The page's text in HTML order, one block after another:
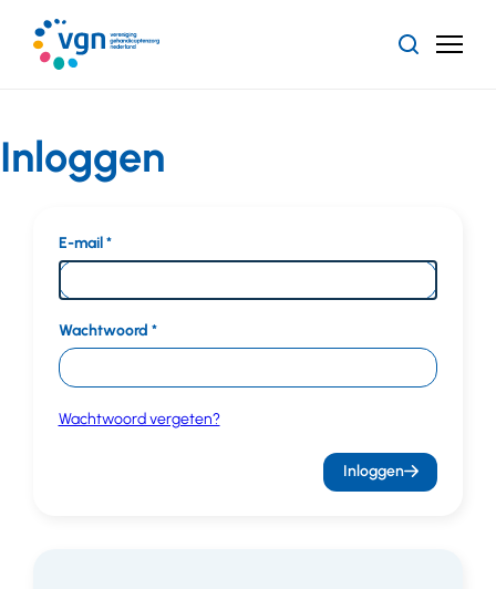
naar
hoofdinhoud
ZoekenMenu
Inloggen
E-mail
Wachtwoord
Wachtwoord vergeten?
Inloggen